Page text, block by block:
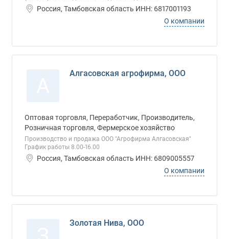
Россия, Тамбовская область ИНН: 6817001193
О компании
Алгасовская агрофирма, ООО
Оптовая торговля, Переработчик, Производитель,
Розничная торговля, Фермерское хозяйство
Производство и продажа ООО "Агрофирма Алгасовская"
График работы 8.00-16.00
Россия, Тамбовская область ИНН: 6809005557
О компании
Золотая Нива, ООО